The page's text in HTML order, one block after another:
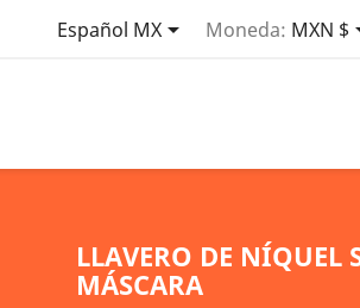
Español MX Moneda: MXN $
LLAVERO DE NÍQUEL
MÁSCARA